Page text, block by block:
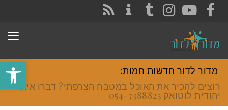
פתח
FACEBOOK
YOUTUBE
INSTAGRAM
TUMBLR
מדור לדור חדשות חמות:
רוצים להכיר את האוכל במטבח הצרפתי? דברו איתי
יהודית לוטואק 054-7388825.